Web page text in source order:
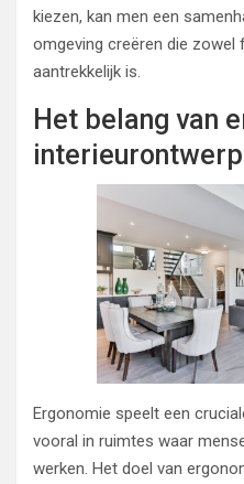
kiezen, kan men een
omgeving creëren die
aantrekkelijk is.
Het belang van
interieurontwerp
Ergonomie speelt een
vooral in ruimtes waar
werken. Het doel van